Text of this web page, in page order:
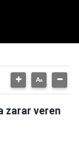
zarar veren